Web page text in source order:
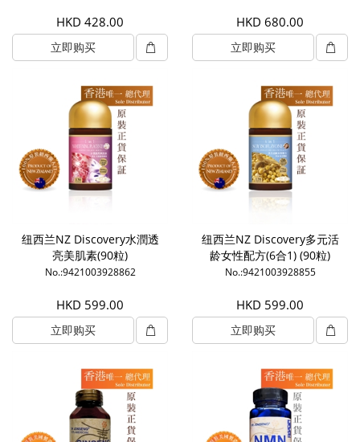
HKD 428.00
立即购买
HKD 680.00
立即购买
纽西兰NZ Discovery水潤透
亮美肌素(90粒)
No.:9421003928862
HKD 599.00
立即购买
纽西兰NZ Discovery多元活
龄女性配方(6合1) (90粒)
No.:9421003928855
HKD 599.00
立即购买